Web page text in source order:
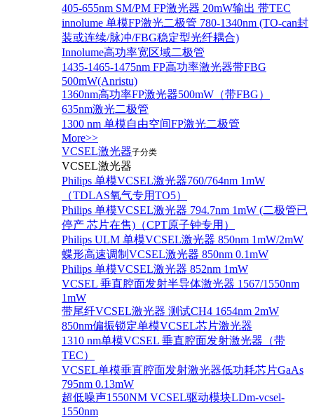
405-655nm SM/PM FP激光器 20mW输出 带TEC
innolume 单模FP激光二极管 780-1340nm (TO-can封
装或连续/脉冲/FBG稳定型光纤耦合)
Innolume高功率宽区域二极管
1435-1465-1475nm FP高功率激光器带FBG
500mW(Anristu)
1360nm高功率FP激光器500mW（带FBG）
635nm激光二极管
1300 nm 单模自由空间FP激光二极管
More>>
VCSEL激光器子分类
VCSEL激光器
Philips 单模VCSEL激光器760/764nm 1mW
（TDLAS氧气专用TO5）
Philips 单模VCSEL激光器 794.7nm 1mW (二极管已
停产 芯片在售)（CPT原子钟专用）
Philips ULM 单模VCSEL激光器 850nm 1mW/2mW
蝶形高速调制VCSEL激光器 850nm 0.1mW
Philips 单模VCSEL激光器 852nm 1mW
VCSEL 垂直腔面发射半导体激光器 1567/1550nm
1mW
带尾纤VCSEL激光器 测试CH4 1654nm 2mW
850nm偏振锁定单模VCSEL芯片激光器
1310 nm单模VCSEL 垂直腔面发射激光器（带
TEC）
VCSEL单模垂直腔面发射激光器低功耗芯片GaAs
795nm 0.13mW
超低噪声1550NM VCSEL驱动模块LDm-vcsel-
1550nm